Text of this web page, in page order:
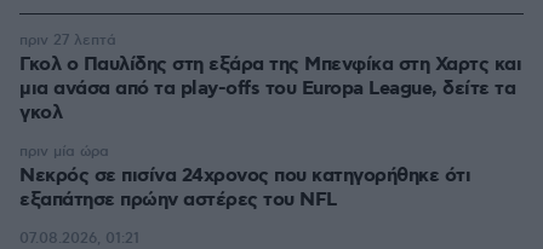
Γκολ ο Παυλίδης στη εξάρα της Μπενφίκα στη Χαρτς και
μια ανάσα από τα play-offs του Europa League, δείτε τα
γκολ
πριν 27 λεπτά
Νεκρός σε πισίνα 24χρονος που κατηγορήθηκε ότι
εξαπάτησε πρώην αστέρες του NFL
πριν μία ώρα
07.08.2026, 01:21